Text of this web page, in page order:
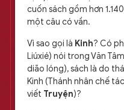
cuốn sách gồm hơn
một câu có vần.
Vì sao gọi là Kinh? Có
Liúxié) nói trong Văn
diāo lóng), sách là do
Kinh (Thánh nhân chế
viết Truyện)?